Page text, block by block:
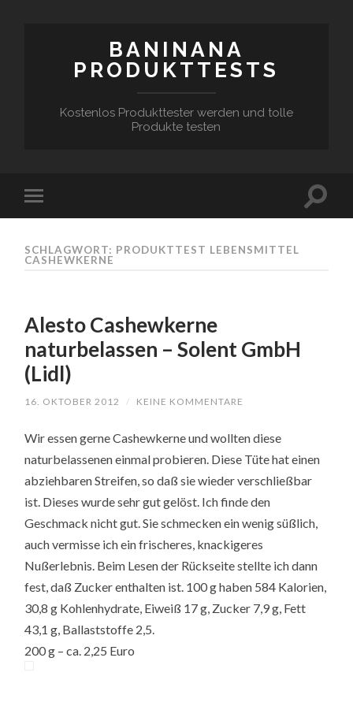
BANINANA
PRODUKTTESTS
Kostenlos Produkttester werden und tolle
Produkte testen
SCHLAGWORT: PRODUKTTEST LEBENSMITTEL
CASHEWKERNE
Alesto Cashewkerne
naturbelassen – Solent GmbH
(Lidl)
16. OKTOBER 2012 / KEINE KOMMENTARE
Wir essen gerne Cashewkerne und wollten diese
naturbelassenen einmal probieren. Diese Tüte hat einen
abziehbaren Streifen, so daß sie wieder verschließbar
ist. Dieses wurde sehr gut gelöst. Ich finde den
Geschmack nicht gut. Sie schmecken ein wenig süßlich,
auch vermisse ich ein frischeres, knackigeres
Nußerlebnis. Beim Lesen der Rückseite stellte ich dann
fest, daß Zucker enthalten ist. 100 g haben 584 Kalorien,
30,8 g Kohlenhydrate, Eiweiß 17 g, Zucker 7,9 g, Fett
43,1 g, Ballaststoffe 2,5.
200 g – ca. 2,25 Euro